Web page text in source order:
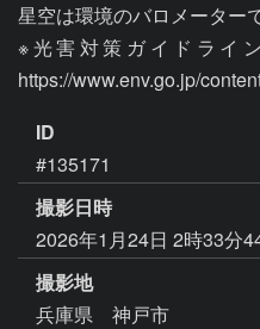
星空は環境のバロメーターで
※光害対策ガイドライ
https://www.env.go.jp/
ID
#135171
撮影日時
2026年1月24日 2時33分
撮影地
兵庫県 神戸市